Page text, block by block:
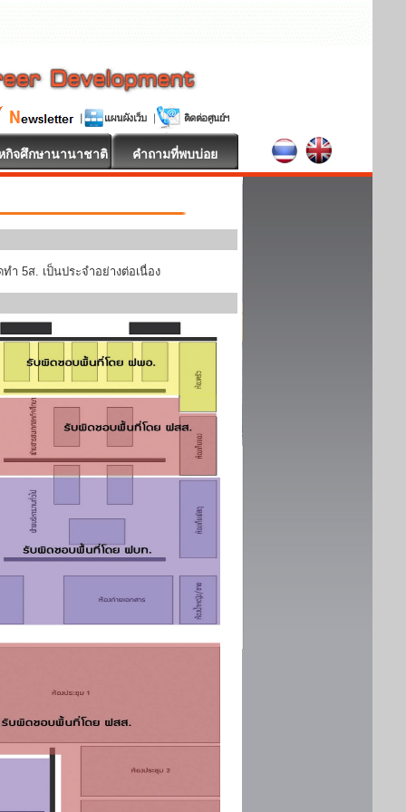
กิจศึกษานานาชาติ คำถามที่พบบ่อย
5ส. เป็นประจำอย่างต่อเนื่อง